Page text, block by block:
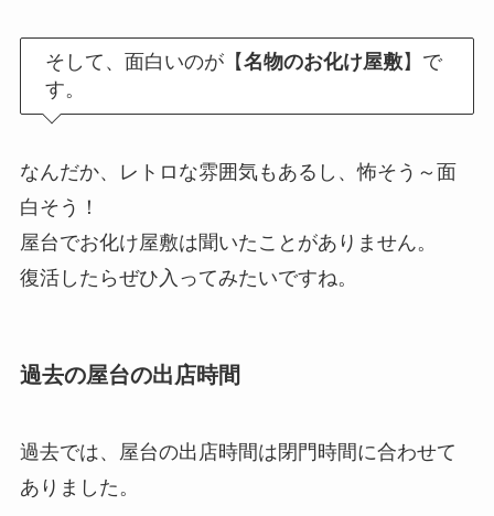
そして、面白いのが【名物のお化け屋敷】で
す。
なんだか、レトロな雰囲気もあるし、怖そう～面
白そう！
屋台でお化け屋敷は聞いたことがありません。
復活したらぜひ入ってみたいですね。
過去の屋台の出店時間
過去では、屋台の出店時間は閉門時間に合わせて
ありました。